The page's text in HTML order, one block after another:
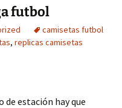
futbol
camisetas futbol
, replicas camisetas
de estación hay que